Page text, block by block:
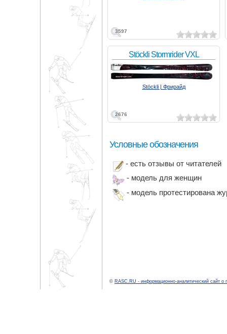
3597
2676
Stöckli Stormrider VXL
Stöckli | Фрирайд
Условные обозначения
- есть отзывы от читателей
- модель для женщин
- модель протестирована
© RASC.RU - информационно-аналитический сайт о